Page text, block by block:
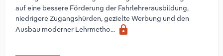
auf eine bessere Förderung der Fahrlehrerausbildung,
niedrigere Zugangshürden, gezielte Werbung und den
Ausbau moderner Lehrmetho... lock